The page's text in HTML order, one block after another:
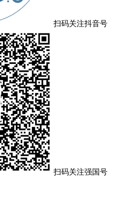
扫码关注抖音号
扫码关注强国号